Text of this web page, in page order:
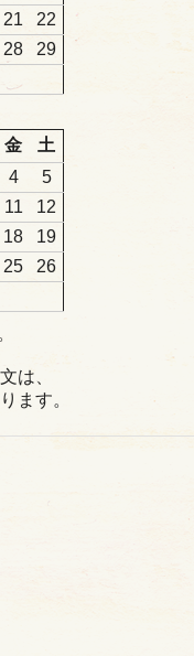
21
22
28
29
金
土
4
5
11
12
18
19
25
26
は、
ます。